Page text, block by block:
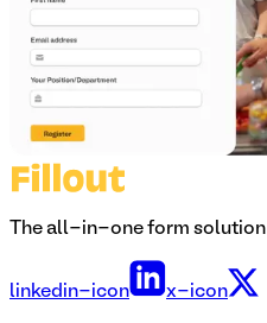
The all-in-one form solution
linkedin-icon x-icon